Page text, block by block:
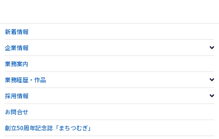
新着情報
企業情報
業務案内
業務経歴・作品
採用情報
お問合せ
創立50周年記念誌「まちつむぎ」